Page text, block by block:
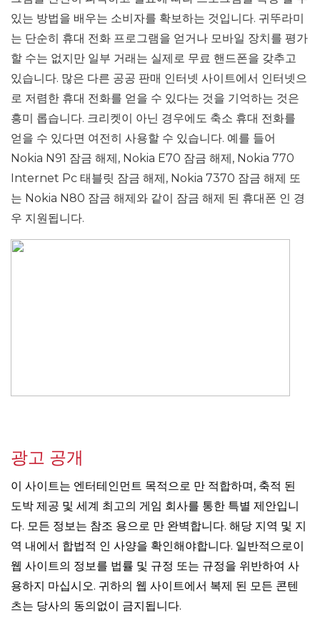
있는 방법을 배우는 소비자를 확보하는 것입니다. 귀뚜라미
는 단순히 휴대 전화 프로그램을 얻거나 모바일 장치를 평가
할 수는 없지만 일부 거래는 실제로 무료 핸드폰을 갖추고
있습니다. 많은 다른 공공 판매 인터넷 사이트에서 인터넷으
로 저렴한 휴대 전화를 얻을 수 있다는 것을 기억하는 것은
흥미 롭습니다. 크리켓이 아닌 경우에도 축소 휴대 전화를
얻을 수 있다면 여전히 사용할 수 있습니다. 예를 들어
Nokia N91 잠금 해제, Nokia E70 잠금 해제, Nokia 770
Internet Pc 태블릿 잠금 해제, Nokia 7370 잠금 해제 또
는 Nokia N80 잠금 해제와 같이 잠금 해제 된 휴대폰 인 경
우 지원됩니다.
광고 공개
이 사이트는 엔터테인먼트 목적으로 만 적합하며, 축적 된
도박 제공 및 세계 최고의 게임 회사를 통한 특별 제안입니
다. 모든 정보는 참조 용으로 만 완벽합니다. 해당 지역 및 지
역 내에서 합법적 인 사양을 확인해야합니다. 일반적으로이
웹 사이트의 정보를 법률 및 규정 또는 규정을 위반하여 사
용하지 마십시오. 귀하의 웹 사이트에서 복제 된 모든 콘텐
츠는 당사의 동의없이 금지됩니다.